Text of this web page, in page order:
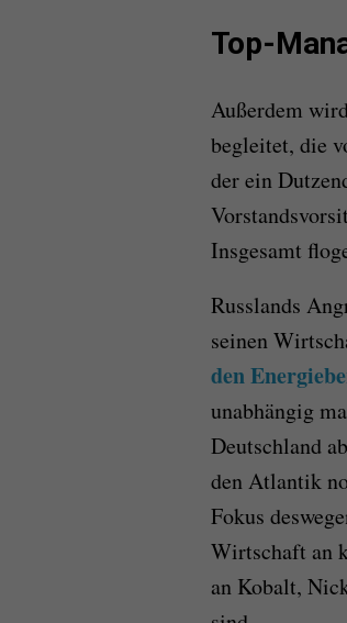
Top-
Außerdem
begleitet, die
der ein
Insgesamt
Russlands
seinen
den
unabhängig
Deutschland
den Atlantik
Fokus
Wirtschaft an
an Kobalt,